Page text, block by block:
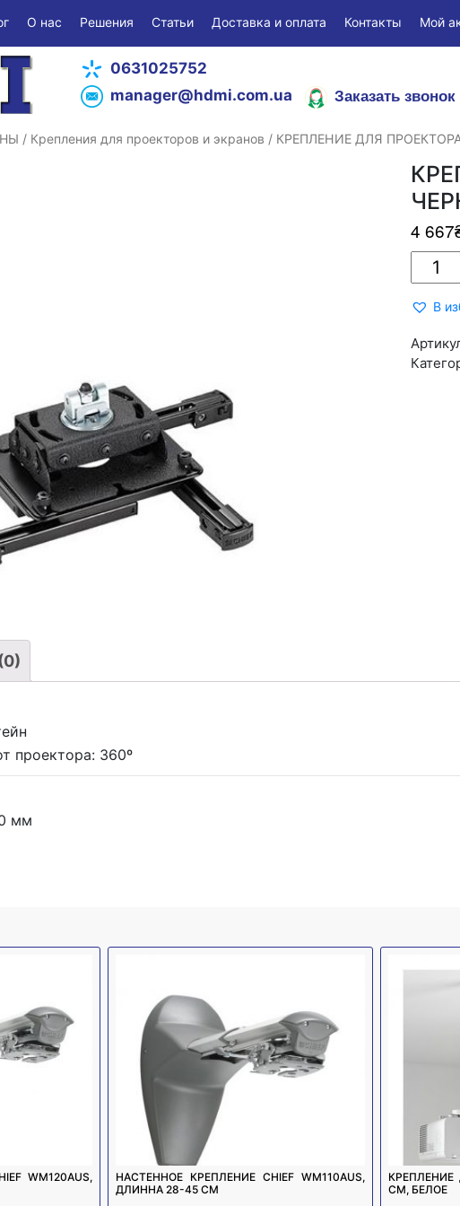
О нас Решения Статьи Доставка и оплата Контакты Мой
0631025752
manager@hdmi.com.ua
Заказать звонок
/ Крепления для проекторов и экранов / КРЕПЛЕНИЕ ДЛЯ ПРОЕКТОРА
4 667
ДЛЯ
CHIEF
ЧЕРНОЕ
В
проектора: 360º
мм
WM120AUS,
НАСТЕННОЕ КРЕПЛЕНИЕ CHIEF WM110AUS,
ДЛИННА 28-45 СМ
КРЕПЛЕНИЕ
СМ, БЕЛОЕ